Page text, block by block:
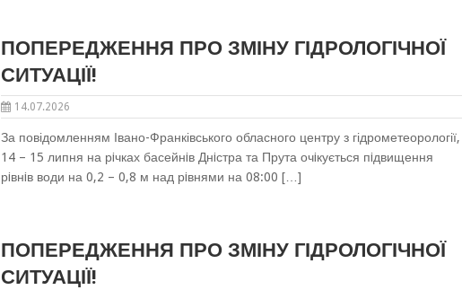
ПОПЕРЕДЖЕННЯ ПРО ЗМІНУ ГІДРОЛОГІЧНОЇ
СИТУАЦІЇ!
14.07.2026
За повідомленням Івано-Франківського обласного центру з гідрометеорології,
14 – 15 липня на рiчках басейнiв Днiстра та Прута очiкується пiдвищення
рiвнiв води на 0,2 – 0,8 м над рiвнями на 08:00 […]
ПОПЕРЕДЖЕННЯ ПРО ЗМІНУ ГІДРОЛОГІЧНОЇ
СИТУАЦІЇ!